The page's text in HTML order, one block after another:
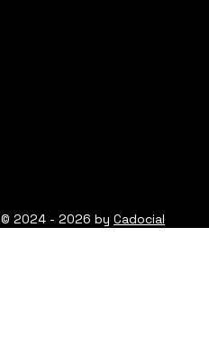
© 2024 - 2026 byCadocial